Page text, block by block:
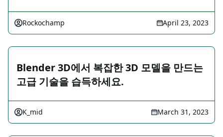
Rockochamp April 23, 2023
Blender 3D에서 복잡한 3D 모델을 만드는
고급 기술을 습득하세요.
K_mid March 31, 2023